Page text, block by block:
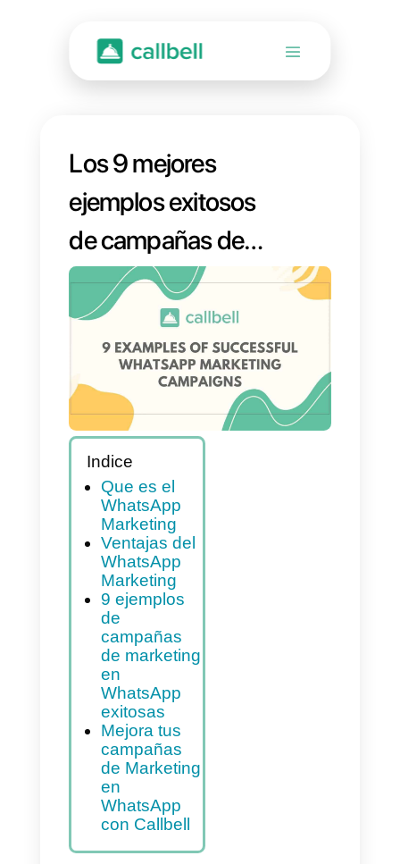
Los 9 mejores
ejemplos exitosos
de campañas de
Marketing en
WhatsApp
Indice
Que es el
Marketing
Ventajas del
WhatsApp
Marketing
9 ejemplos
de
campañas
de marketing
en
WhatsApp